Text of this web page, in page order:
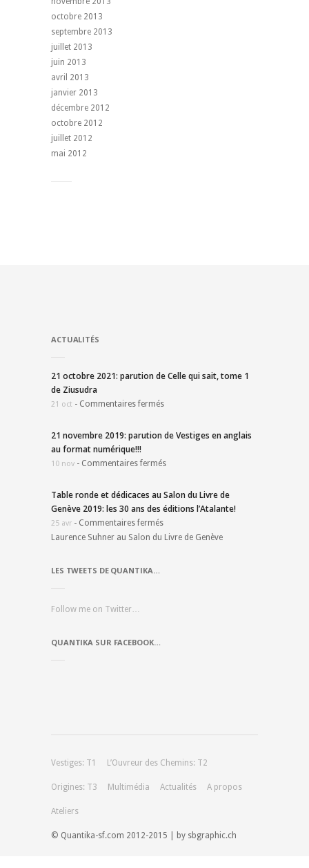
octobre 2013
septembre 2013
juillet 2013
juin 2013
avril 2013
janvier 2013
décembre 2012
octobre 2012
juillet 2012
mai 2012
ACTUALITÉS
21 octobre 2021: parution de Celle qui sait, tome 1
de Ziusudra
21 oct - Commentaires fermés
21 novembre 2019: parution de Vestiges en anglais
au format numérique!!!
10 nov - Commentaires fermés
Table ronde et dédicaces au Salon du Livre de
Genève 2019: les 30 ans des éditions l’Atalante!
25 avr - Commentaires fermés
Laurence Suhner au Salon du Livre de Genève
LES TWEETS DE QUANTIKA…
Follow me on Twitter…
QUANTIKA SUR FACEBOOK…
Vestiges: T1 L’Ouvreur des Chemins: T2
Origines: T3 Multimédia Actualités A propos
Ateliers
© Quantika-sf.com 2012-2015 | by sbgraphic.ch